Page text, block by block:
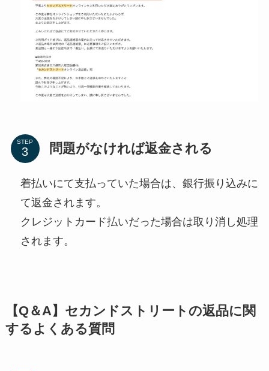
STEP 問題がなければ返金される
着払いにて支払っていた場合は、銀行振り込みに
て返金されます。
クレジットカード払いだった場合は取り消し処理
されます。
【Q＆A】セカンドストリートの返品に関
するよくある質問